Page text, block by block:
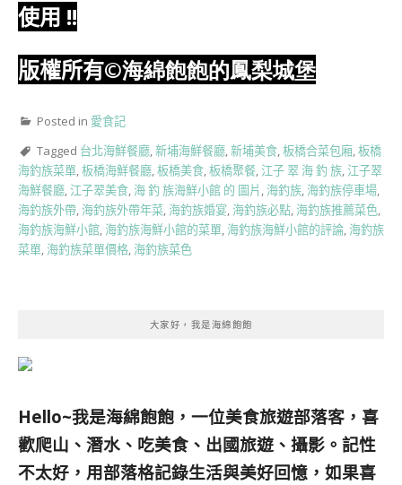
使用 !!
版權所有©海綿飽飽的鳳梨城堡
Posted in 愛食記
Tagged 台北海鮮餐廳,新埔海鮮餐廳,新埔美食,板橋合菜包廂,板橋
海釣族菜單,板橋海鮮餐廳,板橋美食,板橋聚餐,江子 翠 海 釣 族,江子翠
海鮮餐廳,江子翠美食, 海 釣 族海鮮小館 的 圖片 , 海釣族, 海釣族停車場,
海釣族外帶, 海釣族外帶年菜, 海釣族婚宴, 海釣族必點, 海釣族推薦菜色,
海釣族海鮮小館, 海釣族海鮮小館的菜單, 海釣族海鮮小館的評論, 海釣族
菜單, 海釣族菜單價格, 海釣族菜色
大家好，我是海綿飽飽
Hello~我是海綿飽飽，一位美食旅遊部落客， 喜
歡爬山、潛水、吃美食、出國旅遊、攝影。 記性
不太好，用部落格記錄生活與美好回憶， 如果喜